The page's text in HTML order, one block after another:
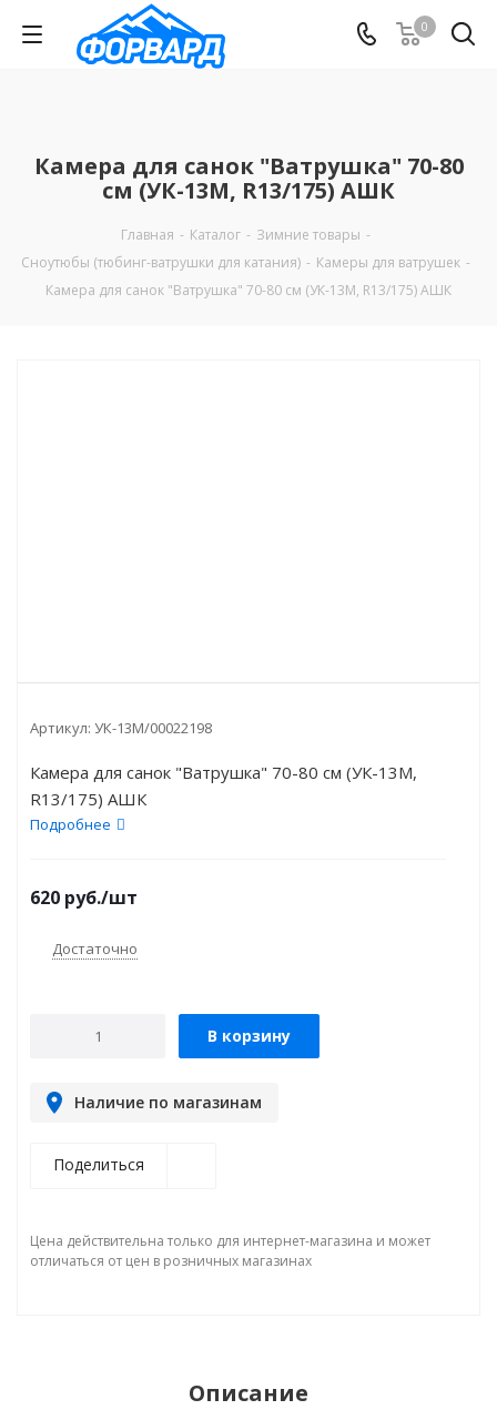
0
Камера для санок "Ватрушка" 70-80
см (УК-13М, R13/175) АШК
Главная - Каталог - Зимние товары -
Сноутюбы (тюбинг-ватрушки для катания) - Камеры для ватрушек -
Камера для санок "Ватрушка" 70-80 см (УК-13М, R13/175) АШК
Артикул: УК-13М/00022198
Камера для санок "Ватрушка" 70-80 см (УК-13М,
R13/175) АШК
Подробнее
620 руб./шт
Достаточно
В корзину
Наличие по магазинам
Поделиться
Цена действительна только для интернет-магазина и может
отличаться от цен в розничных магазинах
Описание